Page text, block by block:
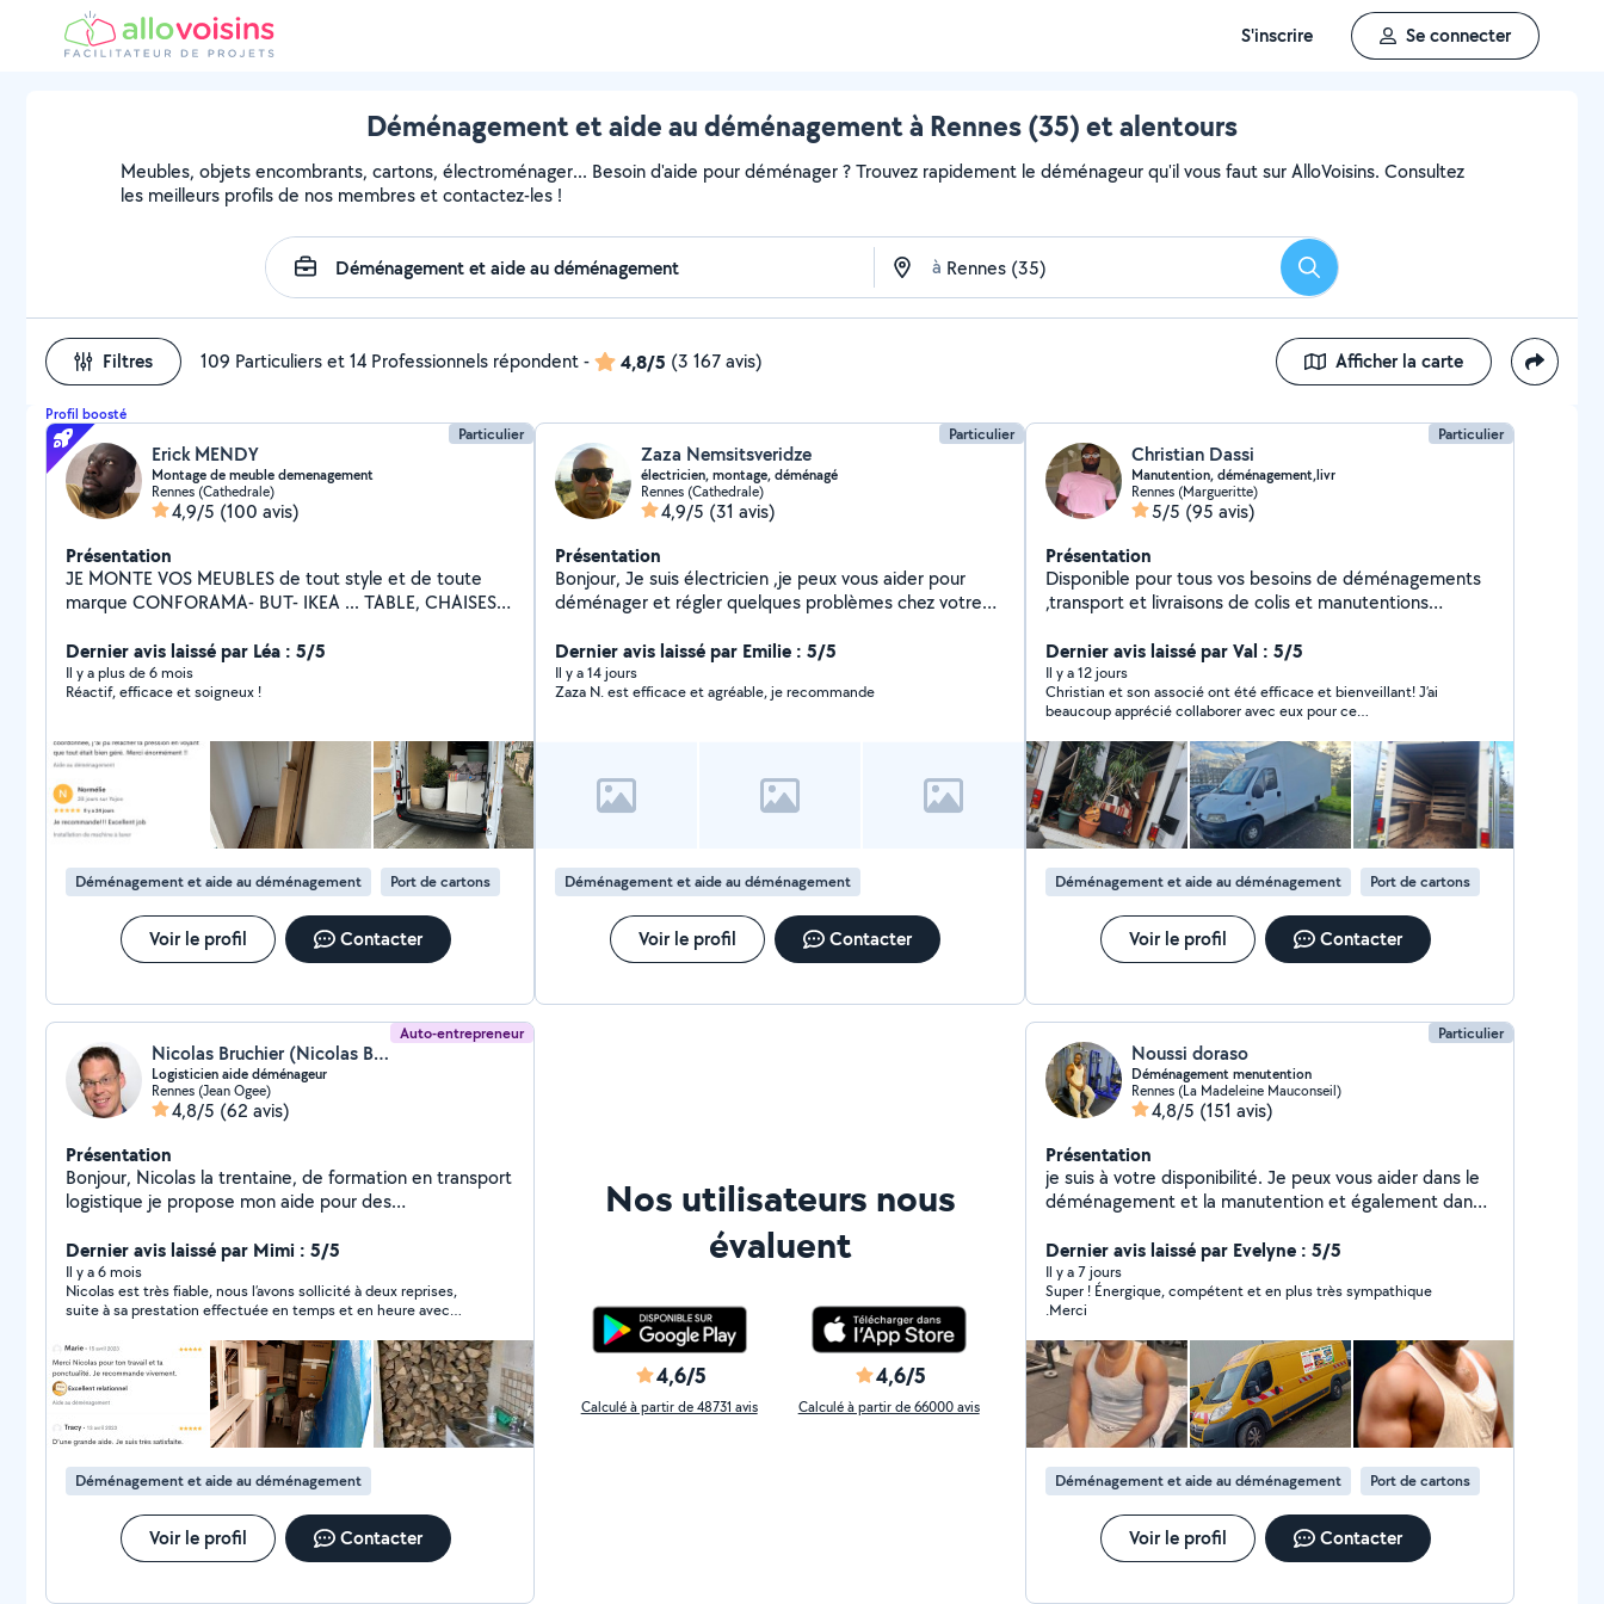
S'inscrire Se connecter
Déménagement et aide au déménagement à Rennes (35) et alentours
Meubles, objets encombrants, cartons, électroménager... Besoin d'aide pour déménager ? Trouvez rapidement le déménageur qu'il vous faut sur AlloVoisins. Consultez
les meilleurs profils de nos membres et contactez-les !
à Rechercher
Filtres 109 Particuliers et 14 Professionnels répondent- 4,8/5 (3 167 avis) Afficher la carte
Profil boosté
Particulier
Erick MENDY
Montage de meuble demenagement
Rennes (Cathedrale)
4,9/5 (100 avis)
Présentation
JE MONTE VOS MEUBLES de tout style et de toute
marque CONFORAMA- BUT- IKEA ... TABLE, CHAISES,
RIDEAU, TÉLÉ, LUMINAIRE, TABLEAU...
BRANCHEMENT: ÉLECTROMÉNAGER CUISINIÈRE,
GAZINIÈRE, MACHINE À LAVER... Disponible en ille et
Dernier avis laissé par Léa : 5/5
Il y a plus de 6 mois
Réactif, efficace et soigneux !
Déménagement et aide au déménagement Port de cartons
Voir le profil Contacter
Particulier
Zaza Nemsitsveridze
électricien, montage, déménagé
Rennes (Cathedrale)
4,9/5 (31 avis)
Présentation
Bonjour, Je suis électricien ,je peux vous aider pour
déménager et régler quelques problèmes chez votre
Dernier avis laissé par Emilie : 5/5
Il y a 14 jours
Zaza N. est efficace et agréable, je recommande
Déménagement et aide au déménagement
Voir le profil Contacter
Particulier
Christian Dassi
Manutention, déménagement,livr
Rennes (Margueritte)
5/5 (95 avis)
Présentation
Disponible pour tous vos besoins de déménagements
,transport et livraisons de colis et manutentions
travail bien accompli. On dit de bonne heure et de
bonne humeur ?!
Dernier avis laissé par Val : 5/5
Il y a 12 jours
Christian et son associé ont été efficace et bienveillant! J’ai
beaucoup apprécié collaborer avec eux pour ce
prochaines fois! Je recommande.
Déménagement et aide au déménagement Port de cartons
Voir le profil Contacter
Auto-entrepreneur
Nicolas Bruchier (Nicolas Bruchier)
Logisticien aide déménageur
Rennes (Jean Ogee)
4,8/5 (62 avis)
Présentation
Bonjour, Nicolas la trentaine, de formation en transport
logistique je propose mon aide pour des
véhicule ni le permis. Salutations distinguées,
Dernier avis laissé par Mimi : 5/5
Il y a 6 mois
Nicolas est très fiable, nous l’avons sollicité à deux reprises,
suite à sa prestation effectuée en temps et en heure avec
Déménagement et aide au déménagement
Voir le profil Contacter
Nos utilisateurs nous
évaluent
4,6/5
Calculé à partir de 48731 avis
4,6/5
Calculé à partir de 66000 avis
Particulier
Noussi doraso
Déménagement menutention
Rennes (La Madeleine Mauconseil)
4,8/5 (151 avis)
Présentation
je suis à votre disponibilité. Je peux vous aider dans le
déménagement et la manutention et également dans
Dernier avis laissé par Evelyne : 5/5
Il y a 7 jours
Super ! Énergique, compétent et en plus très sympathique
.Merci
Déménagement et aide au déménagement Port de cartons
Voir le profil Contacter